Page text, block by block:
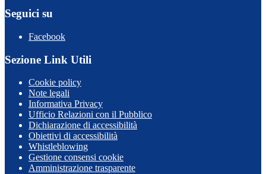
Seguici su
Facebook
Sezione Link Utili
Cookie policy
Note legali
Informativa Privacy
Ufficio Relazioni con il Pubblico
Dichiarazione di accessibilità
Obiettivi di accessibilità
Whistleblowing
Gestione consensi cookie
Amministrazione trasparente